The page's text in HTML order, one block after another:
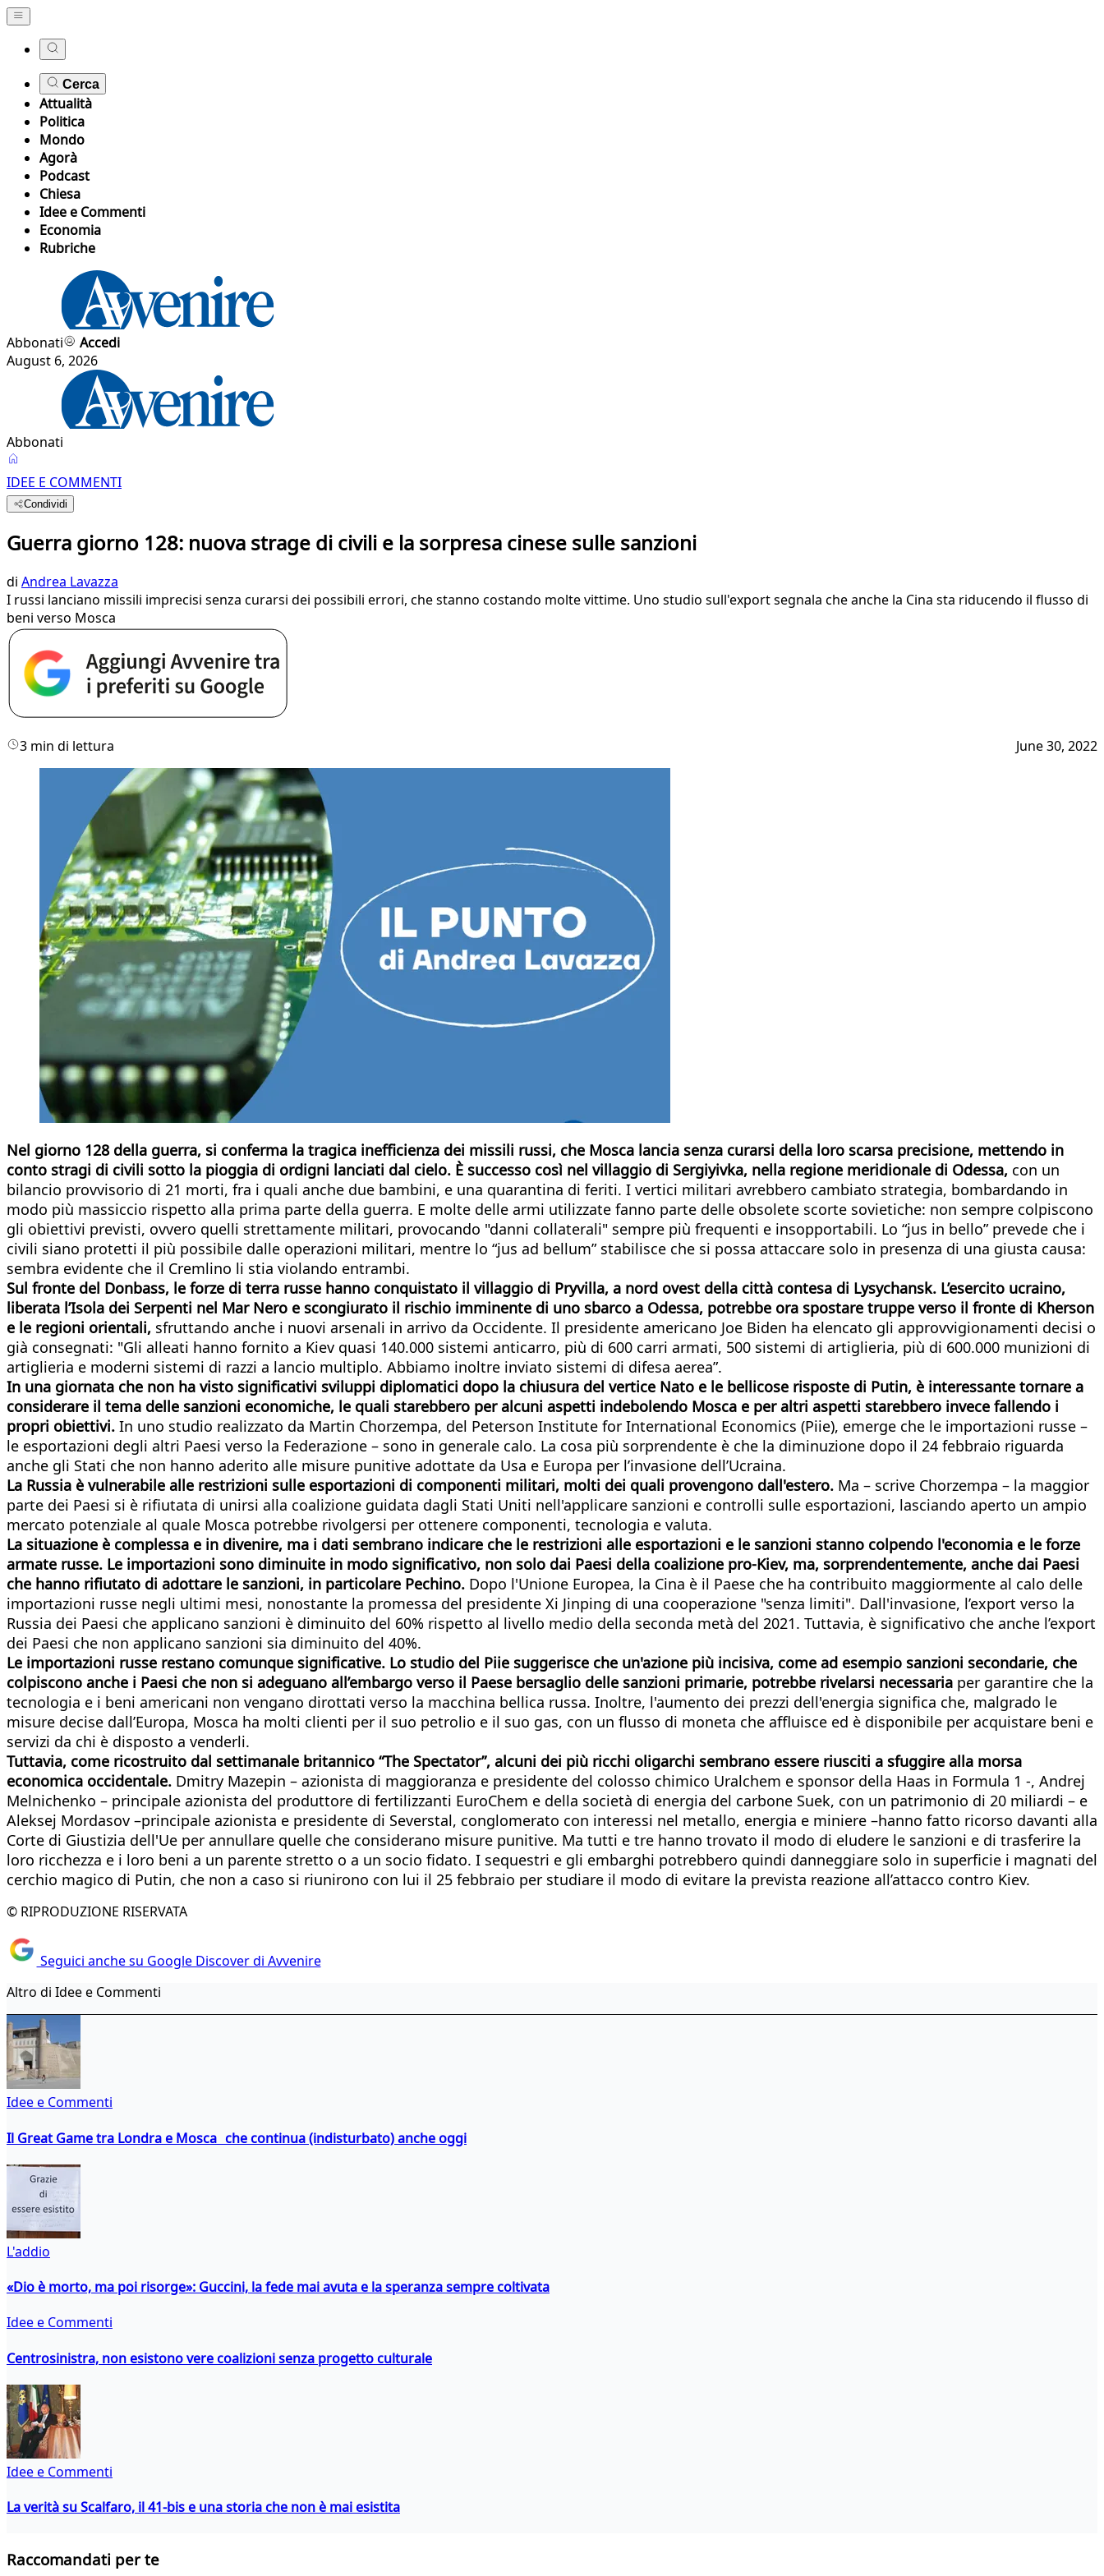
Cerca
Attualità
Politica
Mondo
Agorà
Podcast
Chiesa
Idee e Commenti
Economia
Rubriche
Abbonati
Accedi
August 6, 2026
Abbonati
IDEE E COMMENTI
Condividi
Guerra giorno 128: nuova strage di civili e la sorpresa cinese sulle sanzioni
di Andrea Lavazza
I russi lanciano missili imprecisi senza curarsi dei possibili errori, che stanno costando molte vittime. Uno studio sull'export segnala che anche la Cina sta riducendo il flusso di
beni verso Mosca
3 min di lettura June 30, 2022
Nel giorno 128 della guerra, si conferma la tragica inefficienza dei missili russi, che Mosca lancia senza curarsi della loro scarsa precisione, mettendo in
conto stragi di civili sotto la pioggia di ordigni lanciati dal cielo. È successo così nel villaggio di Sergiyivka, nella regione meridionale di Odessa, con un
bilancio provvisorio di 21 morti, fra i quali anche due bambini, e una quarantina di feriti. I vertici militari avrebbero cambiato strategia, bombardando in
modo più massiccio rispetto alla prima parte della guerra. E molte delle armi utilizzate fanno parte delle obsolete scorte sovietiche: non sempre colpiscono
gli obiettivi previsti, ovvero quelli strettamente militari, provocando "danni collaterali" sempre più frequenti e insopportabili. Lo “jus in bello” prevede che i
civili siano protetti il più possibile dalle operazioni militari, mentre lo “jus ad bellum” stabilisce che si possa attaccare solo in presenza di una giusta causa:
sembra evidente che il Cremlino li stia violando entrambi.
Sul fronte del Donbass, le forze di terra russe hanno conquistato il villaggio di Pryvilla, a nord ovest della città contesa di Lysychansk. L’esercito ucraino,
liberata l’Isola dei Serpenti nel Mar Nero e scongiurato il rischio imminente di uno sbarco a Odessa, potrebbe ora spostare truppe verso il fronte di Kherson
e le regioni orientali, sfruttando anche i nuovi arsenali in arrivo da Occidente. Il presidente americano Joe Biden ha elencato gli approvvigionamenti decisi o
già consegnati: "Gli alleati hanno fornito a Kiev quasi 140.000 sistemi anticarro, più di 600 carri armati, 500 sistemi di artiglieria, più di 600.000 munizioni di
artiglieria e moderni sistemi di razzi a lancio multiplo. Abbiamo inoltre inviato sistemi di difesa aerea”.
In una giornata che non ha visto significativi sviluppi diplomatici dopo la chiusura del vertice Nato e le bellicose risposte di Putin, è interessante tornare a
considerare il tema delle sanzioni economiche, le quali starebbero per alcuni aspetti indebolendo Mosca e per altri aspetti starebbero invece fallendo i
propri obiettivi. In uno studio realizzato da Martin Chorzempa, del Peterson Institute for International Economics (Piie), emerge che le importazioni russe –
le esportazioni degli altri Paesi verso la Federazione – sono in generale calo. La cosa più sorprendente è che la diminuzione dopo il 24 febbraio riguarda
anche gli Stati che non hanno aderito alle misure punitive adottate da Usa e Europa per l’invasione dell’Ucraina.
La Russia è vulnerabile alle restrizioni sulle esportazioni di componenti militari, molti dei quali provengono dall'estero. Ma – scrive Chorzempa – la maggior
parte dei Paesi si è rifiutata di unirsi alla coalizione guidata dagli Stati Uniti nell'applicare sanzioni e controlli sulle esportazioni, lasciando aperto un ampio
mercato potenziale al quale Mosca potrebbe rivolgersi per ottenere componenti, tecnologia e valuta.
La situazione è complessa e in divenire, ma i dati sembrano indicare che le restrizioni alle esportazioni e le sanzioni stanno colpendo l'economia e le forze
armate russe. Le importazioni sono diminuite in modo significativo, non solo dai Paesi della coalizione pro-Kiev, ma, sorprendentemente, anche dai Paesi
che hanno rifiutato di adottare le sanzioni, in particolare Pechino. Dopo l'Unione Europea, la Cina è il Paese che ha contribuito maggiormente al calo delle
importazioni russe negli ultimi mesi, nonostante la promessa del presidente Xi Jinping di una cooperazione "senza limiti". Dall'invasione, l’export verso la
Russia dei Paesi che applicano sanzioni è diminuito del 60% rispetto al livello medio della seconda metà del 2021. Tuttavia, è significativo che anche l’export
dei Paesi che non applicano sanzioni sia diminuito del 40%.
Le importazioni russe restano comunque significative. Lo studio del Piie suggerisce che un'azione più incisiva, come ad esempio sanzioni secondarie, che
colpiscono anche i Paesi che non si adeguano all’embargo verso il Paese bersaglio delle sanzioni primarie, potrebbe rivelarsi necessaria per garantire che la
tecnologia e i beni americani non vengano dirottati verso la macchina bellica russa. Inoltre, l'aumento dei prezzi dell'energia significa che, malgrado le
misure decise dall’Europa, Mosca ha molti clienti per il suo petrolio e il suo gas, con un flusso di moneta che affluisce ed è disponibile per acquistare beni e
servizi da chi è disposto a venderli.
Tuttavia, come ricostruito dal settimanale britannico “The Spectator”, alcuni dei più ricchi oligarchi sembrano essere riusciti a sfuggire alla morsa
economica occidentale. Dmitry Mazepin – azionista di maggioranza e presidente del colosso chimico Uralchem e sponsor della Haas in Formula 1 -, Andrej
Melnichenko – principale azionista del produttore di fertilizzanti EuroChem e della società di energia del carbone Suek, con un patrimonio di 20 miliardi – e
Aleksej Mordasov –principale azionista e presidente di Severstal, conglomerato con interessi nel metallo, energia e miniere –hanno fatto ricorso davanti alla
Corte di Giustizia dell'Ue per annullare quelle che considerano misure punitive. Ma tutti e tre hanno trovato il modo di eludere le sanzioni e di trasferire la
loro ricchezza e i loro beni a un parente stretto o a un socio fidato. I sequestri e gli embarghi potrebbero quindi danneggiare solo in superficie i magnati del
cerchio magico di Putin, che non a caso si riunirono con lui il 25 febbraio per studiare il modo di evitare la prevista reazione all’attacco contro Kiev.
© RIPRODUZIONE RISERVATA
Seguici anche su Google Discover di Avvenire
Altro di Idee e Commenti
Idee e Commenti
Il Great Game tra Londra e Mosca che continua (indisturbato) anche oggi
L'addio
«Dio è morto, ma poi risorge»: Guccini, la fede mai avuta e la speranza sempre coltivata
Idee e Commenti
Centrosinistra, non esistono vere coalizioni senza progetto culturale
Idee e Commenti
La verità su Scalfaro, il 41-bis e una storia che non è mai esistita
Raccomandati per te